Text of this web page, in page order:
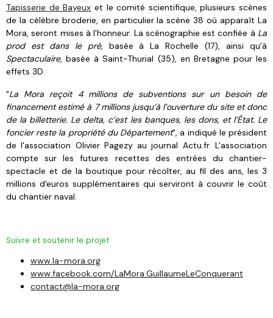
Tapisserie de Bayeux et le comité scientifique, plusieurs scènes
de la célèbre broderie, en particulier la scène 38 où apparaît La
Mora, seront mises à l'honneur. La scénographie est confiée à La
prod est dans le pré,basée à La Rochelle (17), ainsi qu’à
Spectaculaire, basée à Saint-Thurial (35), en Bretagne pour les
effets 3D.
"La Mora reçoit 4 millions de subventions sur un besoin de
financement estimé à 7 millions jusqu’à l’ouverture du site et donc
de la billetterie. Le delta, c’est les banques, les dons, et l’État. Le
foncier reste la propriété du Département", a indiqué le président
de l'association Olivier Pagezy au journal Actu.fr. L'association
compte sur les futures recettes des entrées du chantier-
spectacle et de la boutique pour récolter, au fil des ans, les 3
millions d'euros supplémentaires qui serviront à couvrir le coût
du chantier naval.
Suivre et soutenir le projet
www.la-mora.org
www.facebook.com/LaMora.GuillaumeLeConquerant
contact@la-mora.org